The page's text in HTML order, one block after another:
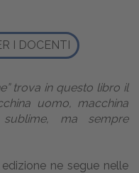
I DOCENTI
trova in questo libro il
uomo, macchina
ma sempre
ne segue nelle